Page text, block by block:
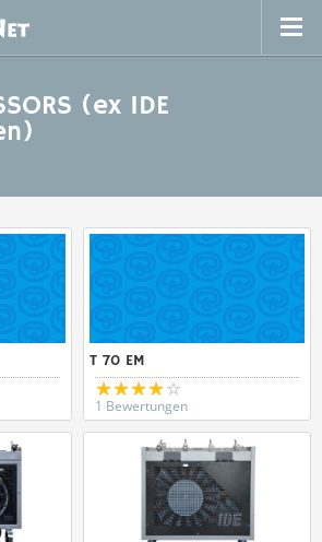
(ex IDE
T 70 EM
1 Bewertungen